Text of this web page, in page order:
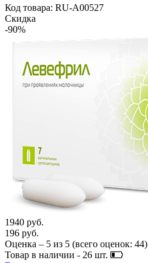
Код товара: RU-A00527
Скидка
-90%
1940 руб.
196 руб.
Оценка – 5 из 5 (всего оценок: 44)
Товар в наличии - 26 шт.